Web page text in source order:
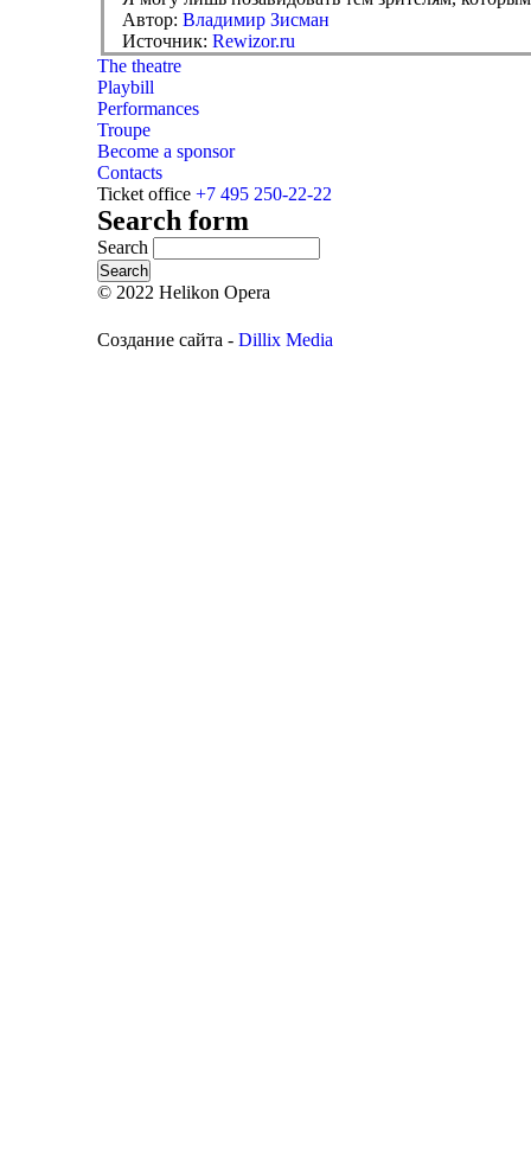
Автор: Владимир Зисман
Источник: Rewizor.ru
The theatre
Playbill
Performances
Troupe
Become a sponsor
Contacts
Ticket office +7 495 250-22-22
Search form
Search
© 2022 Helikon Opera
Создание сайта - Dillix Media